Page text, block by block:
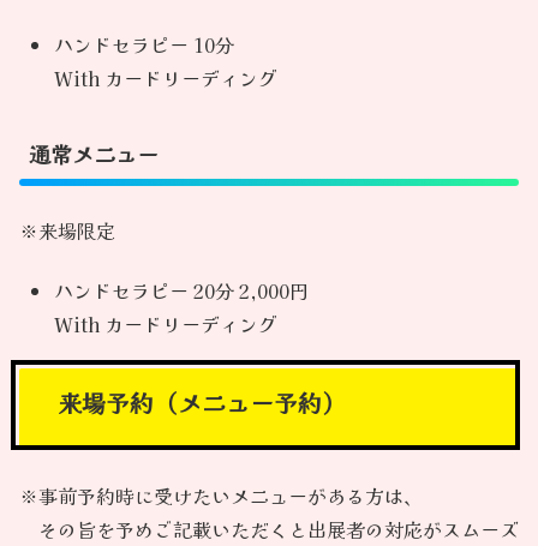
ハンドセラピー 10分
With カードリーディング
通常メニュー
※来場限定
ハンドセラピー 20分 2,000円
With カードリーディング
来場予約（メニュー予約）
※事前予約時に受けたいメニューがある方は、
その旨を予めご記載いただくと出展者の対応がスムーズ